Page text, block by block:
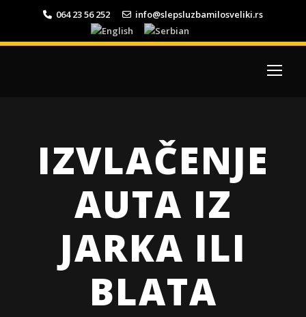
064 23 56 252 info@slepsluzbamilosveliki.rs
IZVLAČENJE
AUTA IZ
JARKA ILI
BLATA